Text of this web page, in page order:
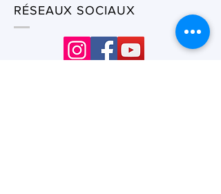
RÉSEAUX SOCIAUX